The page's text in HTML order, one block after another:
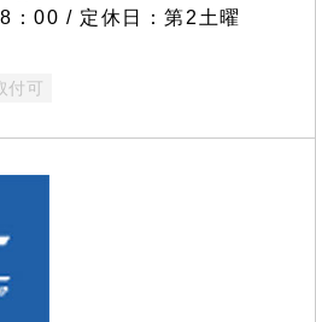
：00 / 定休日：第2土曜
付可